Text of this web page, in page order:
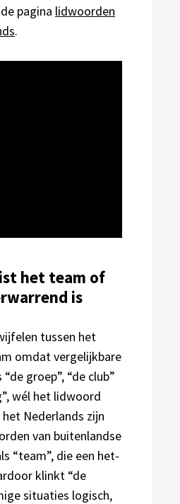
pagina lidwoorden
.
het team of
is
tussen het
omdat vergelijkbare
groep”, “de club”
wél het lidwoord
het Nederlands zijn
van buitenlandse
“team”, die een het-
klinkt “de
situaties logisch,